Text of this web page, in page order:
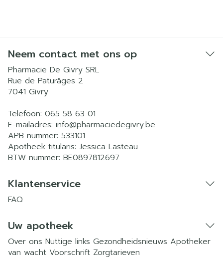
Neem contact met ons op
Pharmacie De Givry SRL
Rue de Paturâges 2
7041 Givry
Telefoon: 065 58 63 01
E-mailadres: info@pharmaciedegivry.be
APB nummer: 533101
Apotheek titularis: Jessica Lasteau
BTW nummer: BE0897812697
Klantenservice
FAQ
Uw apotheek
Over ons Nuttige links Gezondheidsnieuws Apotheker
van wacht Voorschrift Zorgtarieven